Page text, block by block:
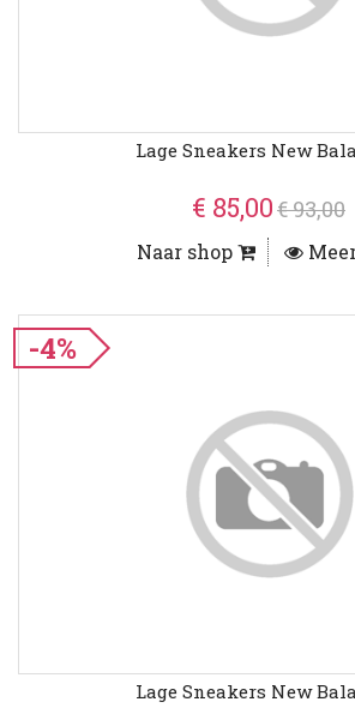
Lage Sneakers New
€ 85,00€ 93,00
Naar shop
-4%
Lage Sneakers New